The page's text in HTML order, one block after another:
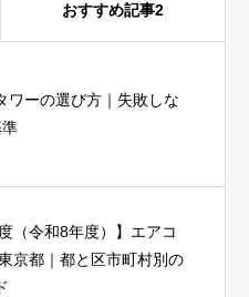
おすすめ記事2
ワーの選び方｜失敗しな
（令和8年度）】エアコ
京都｜都と区市町村別の
・未経験から目指す方法
とiPhoneSE3を比較｜SE3
1分で結論を出せる診断つ